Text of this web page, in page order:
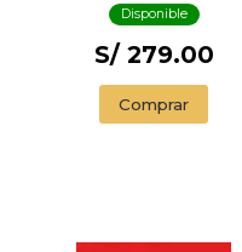
Disponible
S/ 279.00
Comprar